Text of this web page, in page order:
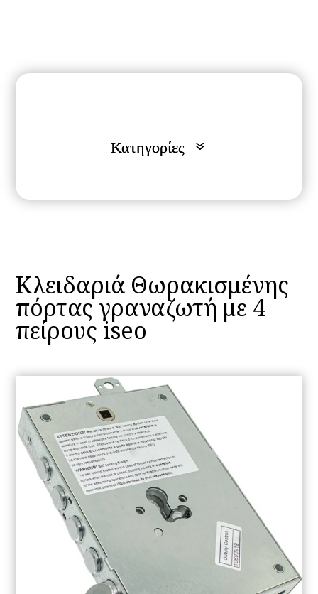
Κλειδαριά Θωρακισμένης
πόρτας γραναζωτή με 4
πείρους iseo